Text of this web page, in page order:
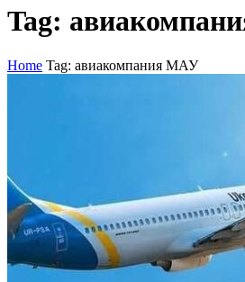
Tag:
Home Tag: авиакомпания МАУ